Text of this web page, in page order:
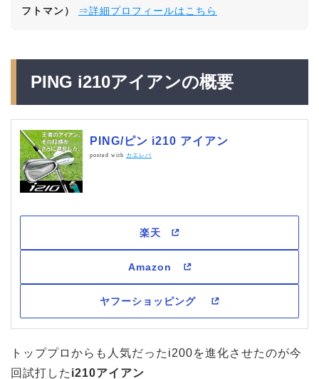
フトマン）
⇒詳細プロフィールはこちら
PING i210アイアンの概要
PING/ピン i210 アイアン
posted with カエレバ
トッププロからも人気だったi200を進化させたのが今
回試打した i210アイアン